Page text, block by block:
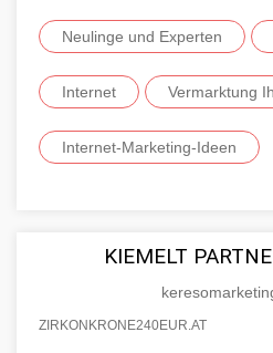
Neulinge und Experten
Internet Vermarktung
Internet-Marketing-Ideen
KIEMELT
ZIRKONKRONE240EUR.AT